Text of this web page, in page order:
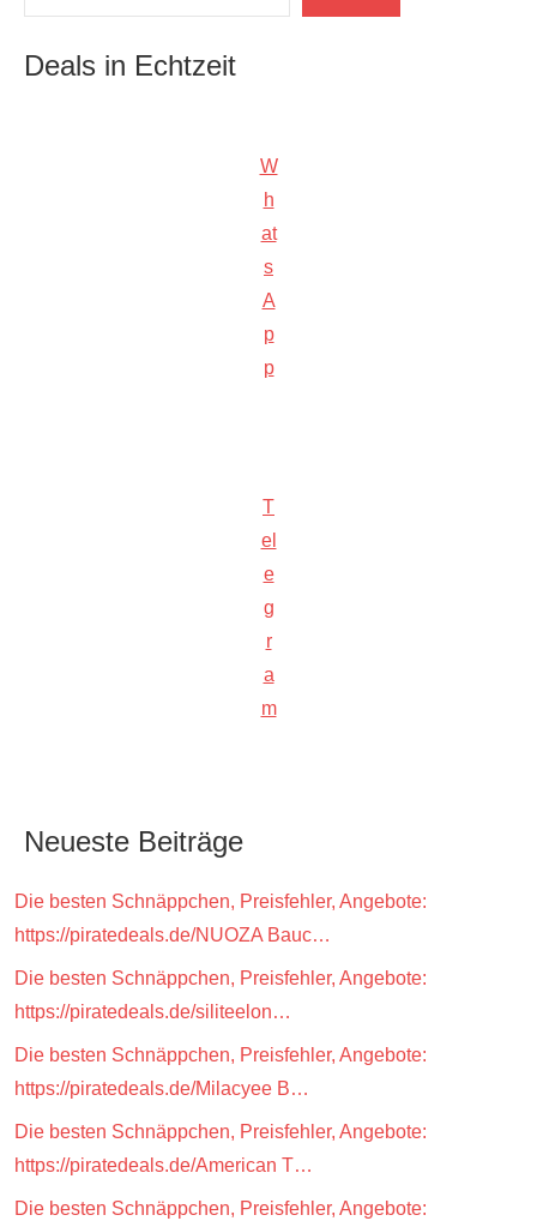
Deals in Echtzeit
W
h
at
s
A
p
p
T
el
e
g
r
a
m
Neueste Beiträge
Die besten Schnäppchen, Preisfehler, Angebote:
https://piratedeals.de/NUOZA Bauc…
Die besten Schnäppchen, Preisfehler, Angebote:
https://piratedeals.de/siliteelon…
Die besten Schnäppchen, Preisfehler, Angebote:
https://piratedeals.de/Milacyee B…
Die besten Schnäppchen, Preisfehler, Angebote:
https://piratedeals.de/American T…
Die besten Schnäppchen, Preisfehler, Angebote: